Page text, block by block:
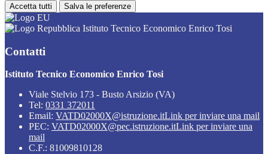
Accetta tutti Salva le preferenze
Istituto Tecnico Economico Enrico Tosi
Contatti
Istituto Tecnico Economico Enrico Tosi
Viale Stelvio 173 - Busto Arsizio (VA)
Tel: 0331 372011
Email: VATD02000X@istruzione.itLink per inviare una mail
PEC: VATD02000X@pec.istruzione.itLink per inviare una
mail
C.F.: 81009810128